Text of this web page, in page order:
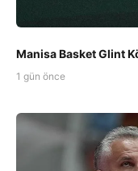
Manisa Basket Glint
1 gün önce